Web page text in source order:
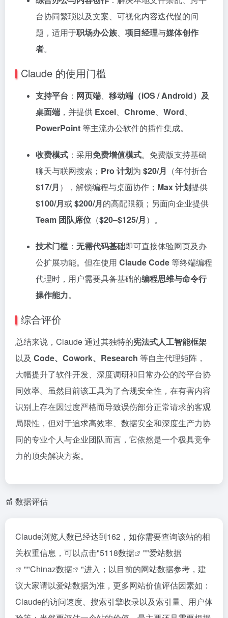
台协同繁琐以及文案、可视化内容迭代慢的问
题，适用于职场办公族、 项目经理与媒体创作
者。
Claude 的使用门槛
支持平台 ： 网页端、 移动端（iOS / Android）及
桌面端 ，并提供 Excel、 Chrome、 Word、
PowerPoint 等主流办公软件的插件集成。
收费模式 ：采用免费增值模式。免费版支持基础
聊天与联网搜索； Pro 计划为 $20/月 （年付折合
$17/月 ），解锁编程与桌面协作； Max 计划提供
$100/月或$200/月的高配限额；另面向企业提供
Team 团队席位 （$20–$125/月 ）。
技术门槛： 无需代码基础即可直接体验网页及办
公扩展功能。但在使用 Claude Code 等终端编程
代理时，用户需要具备基础的编程思维与命令行
操作能力。
综合评价
总结来说，Claude 通过其独特的宪法式人工智能框架
以及 Code、Cowork、Research 等自主代理矩阵，
大幅提升了软件开发、深度调研和日常办公的跨平台协
同效率。虽然目前该工具为了合规安全性，在有害内容
识别上存在因过度严格而导致误伤部分正常请求的客观
局限性，但对于追求高效率、数据安全和深度生产力协
同的专业个人与企业团队而言，它依然是一个极具竞争
力的顶尖解决方案。
数据评估
Claude浏览人数已经达到162，如你需要查询该站的相
关权重信息，可以点击"5118数据 ""爱站数据
""Chinaz数据
"进入；以目前的网站数据参考，建
议大家请以爱站数据为准，更多网站价值评估因素如：
Claude的访问速度、搜索引擎收录以及索引量、用户体